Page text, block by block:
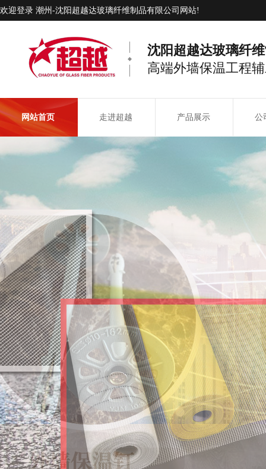
欢迎登录 潮州-沈阳超越达玻璃纤维制品有限公司网站!
沈阳超越达玻璃纤
高端外墙保温工程
网站首页 走进超越 产品展示 公